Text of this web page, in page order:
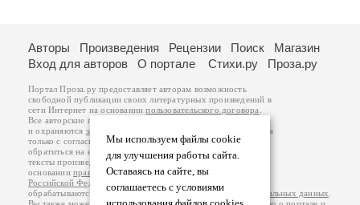
Мы используем файлы cookie
для улучшения работы сайта.
Оставаясь на сайте, вы
соглашаетесь с условиями
Авторы Произведения Рецензии Поиск
Магазин
Вход для авторов
О портале Стихи.ру Проза.ру
Портал Проза.ру предоставляет авторам возможность
свободной публикации своих литературных произведений в
сети Интернет на основаниипользовательского договора
Все авторские права на произведения принадлежат авторам
и охраняются законом
. Перепечатка произведений возможна
только с согласия его автора, к которому вы можете
обратиться на его авторской странице. Ответственность за
тексты произведений авторы несут самостоятельно на
основанииправил публикацииизаконодательства
Российской Федерации
обрабатываются на основанииПолитики обработки персональных данных